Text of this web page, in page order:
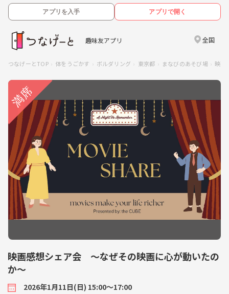
アプリを入手 アプリで開く
趣味友アプリ 全国
つなげーとTOP 体をうごかす ボルダリング 東京都 まなびのあそび場 映画
映画感想シェア会 〜なぜその映画に心が動いたの
か〜
2026年1月11日(日) 15:00〜17:00